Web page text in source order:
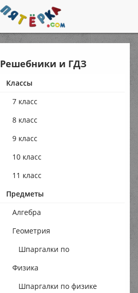
Решебники и ГДЗ
Классы
7 класс
8 класс
9 класс
10 класс
11 класс
Предметы
Алгебра
Геометрия
Шпаргалки по
геометрии
Физика
Шпаргалки по физике